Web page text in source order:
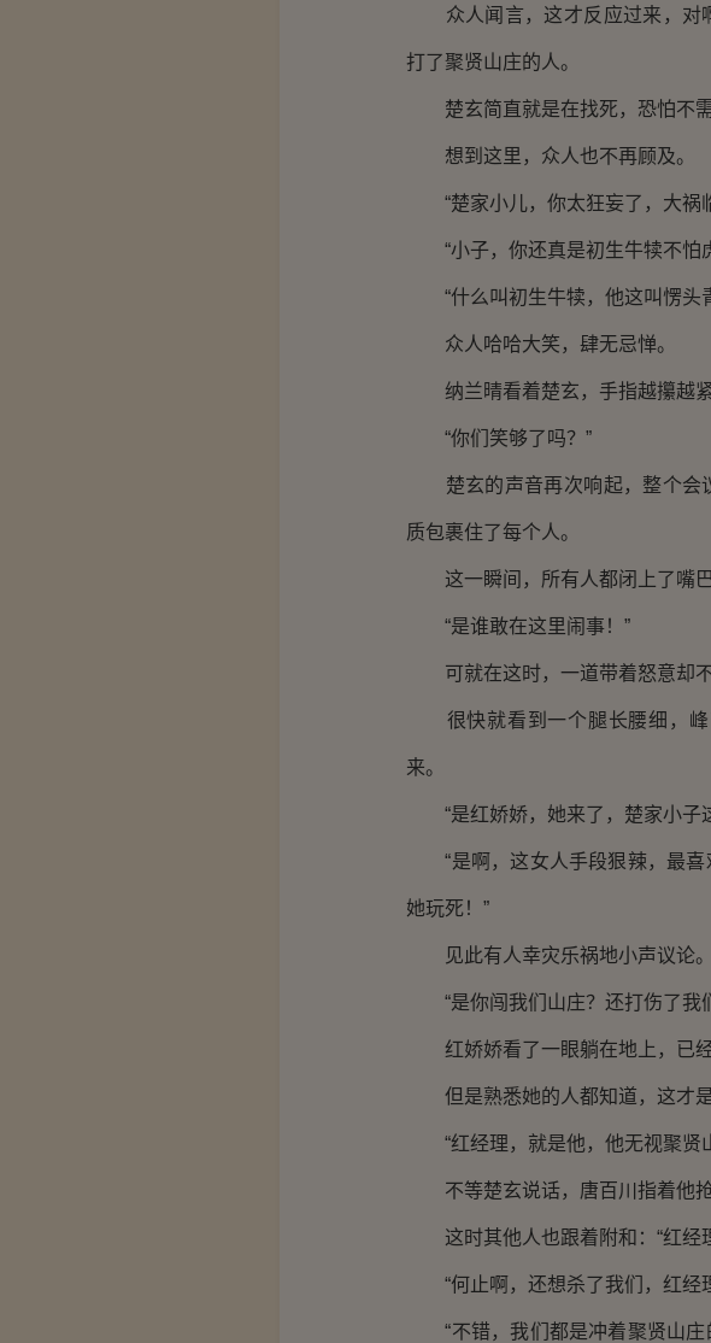
众人闻言，这才反应过来，对
打了聚贤山庄的人。
楚玄简直就是在找死，恐怕不需
想到这里，众人也不再顾及。
“楚家小儿，你太狂妄了，大祸
“小子，你还真是初生牛犊不怕
“什么叫初生牛犊，他这叫愣头
众人哈哈大笑，肆无忌惮。
纳兰晴看着楚玄，手指越攥越紧
“你们笑够了吗？”
楚玄的声音再次响起，整个会
质包裹住了每个人。
这一瞬间，所有人都闭上了嘴巴
“是谁敢在这里闹事！”
可就在这时，一道带着怒意却不
很快就看到一个腿长腰细，峰
来。
“是红娇娇，她来了，楚家小子
“是啊，这女人手段狠辣，最喜
她玩死！”
见此有人幸灾乐祸地小声议论。
“是你闯我们山庄？还打伤了我
红娇娇看了一眼躺在地上，已经
但是熟悉她的人都知道，这才是
“红经理，就是他，他无视聚贤
不等楚玄说话，唐百川指着他抢
这时其他人也跟着附和：“红经
“何止啊，还想杀了我们，红经
“不错，我们都是冲着聚贤山庄